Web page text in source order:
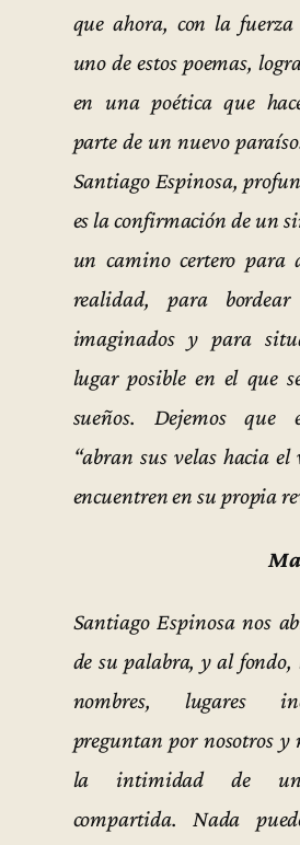
que ahora, con la
uno de estos poemas,
en una poética que
parte de un nuevo
Santiago Espinosa,
es la confirmación de un
un camino certero para
realidad, para
imaginados y para
lugar posible en el que
sueños. Dejemos que
“abran sus velas hacia el
encuentren en su propia
Santiago Espinosa nos
de su palabra, y al
nombres, lugares
preguntan por nosotros y
la intimidad de
compartida. Nada